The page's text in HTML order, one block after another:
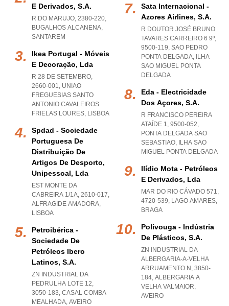
E Derivados, S.a.
R DO MARUJO, 2380-220,
BUGALHOS ALCANENA,
SANTAREM
Ikea Portugal - Móveis
E Decoração, Lda
R 28 DE SETEMBRO,
2660-001, UNIAO
FREGUESIAS SANTO
ANTONIO CAVALEIROS
FRIELAS LOURES, LISBOA
Spdad - Sociedade
Portuguesa De
Distribuição De
Artigos De Desporto,
Unipessoal, Lda
EST MONTE DA
CABREIRA 1/1A, 2610-017,
ALFRAGIDE AMADORA,
LISBOA
Petroibérica -
Sociedade De
Petróleos Ibero
Latinos, S.a.
ZN INDUSTRIAL DA
PEDRULHA LOTE 12,
3050-183, CASAL COMBA
MEALHADA, AVEIRO
Sata Internacional -
Azores Airlines, S.a.
R DOUTOR JOSÉ BRUNO
TAVARES CARREIRO 6 9º,
9500-119, SAO PEDRO
PONTA DELGADA, ILHA
SAO MIGUEL PONTA
DELGADA
Eda - Electricidade
Dos Açores, S.a.
R FRANCISCO PEREIRA
ATAÍDE 1, 9500-052,
PONTA DELGADA SAO
SEBASTIAO, ILHA SAO
MIGUEL PONTA DELGADA
Ilídio Mota - Petróleos
E Derivados, Lda
MAR DO RIO CÁVADO 571,
4720-539, LAGO AMARES,
BRAGA
Polivouga - Indústria
De Plásticos, S.a.
ZN INDUSTRIAL DA
ALBERGARIA-A-VELHA
ARRUAMENTO N, 3850-
184, ALBERGARIA A
VELHA VALMAIOR,
AVEIRO